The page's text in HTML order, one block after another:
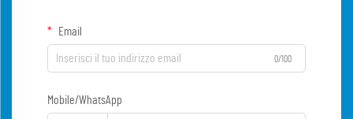
Email
0/100
Mobile/WhatsApp